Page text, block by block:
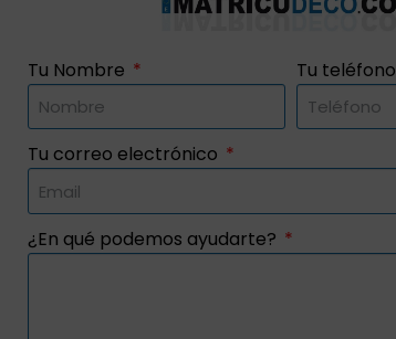
Tu Nombre Tu teléfono
Tu correo electrónico
¿En qué podemos ayudarte?